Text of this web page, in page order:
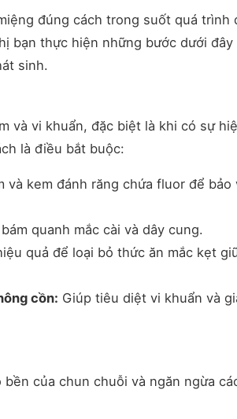
đúng cách trong suốt quá trình
bạn thực hiện những bước dưới đây
sinh.
và vi khuẩn, đặc biệt là khi có sự
là điều bắt buộc:
và kem đánh răng chứa fluor để bảo
quanh mắc cài và dây cung.
quả để loại bỏ thức ăn mắc kẹt
cồn: Giúp tiêu diệt vi khuẩn và
của chun chuỗi và ngăn ngừa